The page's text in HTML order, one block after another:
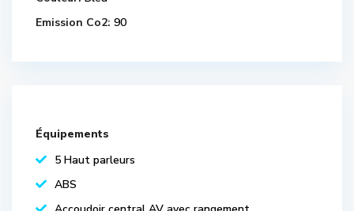
Emission Co2: 90
Équipements
5 Haut parleurs
ABS